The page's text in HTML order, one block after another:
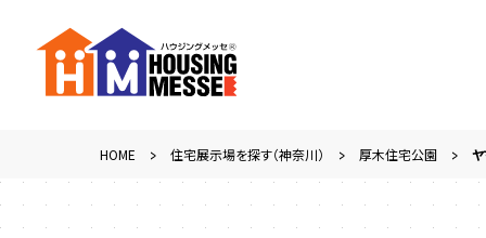
HOME 住宅展示場を探す（神奈川） 厚木住宅公園